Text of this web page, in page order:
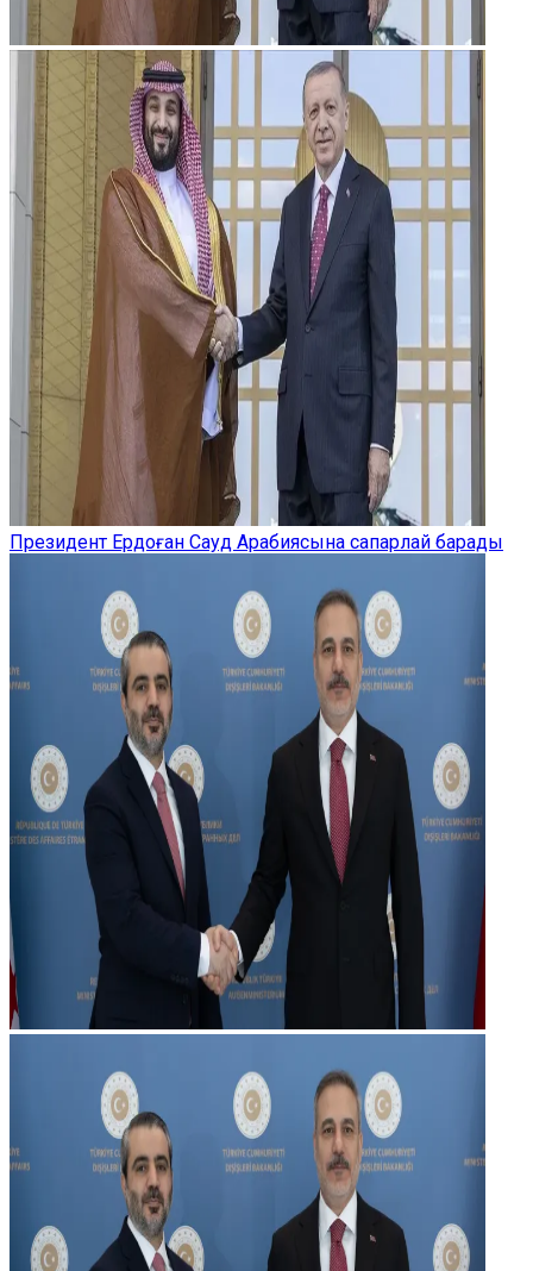
Президент Ердоған Сауд Арабиясына сапарлай барады